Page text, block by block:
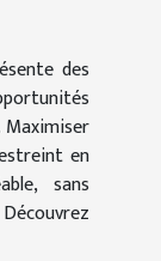
des
en
sans